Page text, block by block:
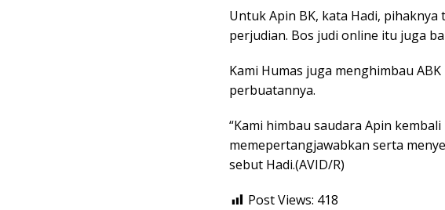
Untuk Apin BK, kata Hadi,
perjudian. Bos judi online itu juga
Kami Humas juga menghimbau
perbuatannya.
“Kami himbau saudara Apin
memepertangjawabkan serta
sebut Hadi.(AVID/R)
Post Views: 418